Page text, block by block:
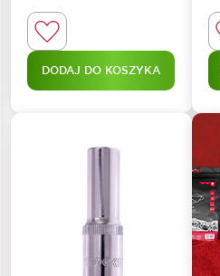
DODAJ DO KOSZYKA